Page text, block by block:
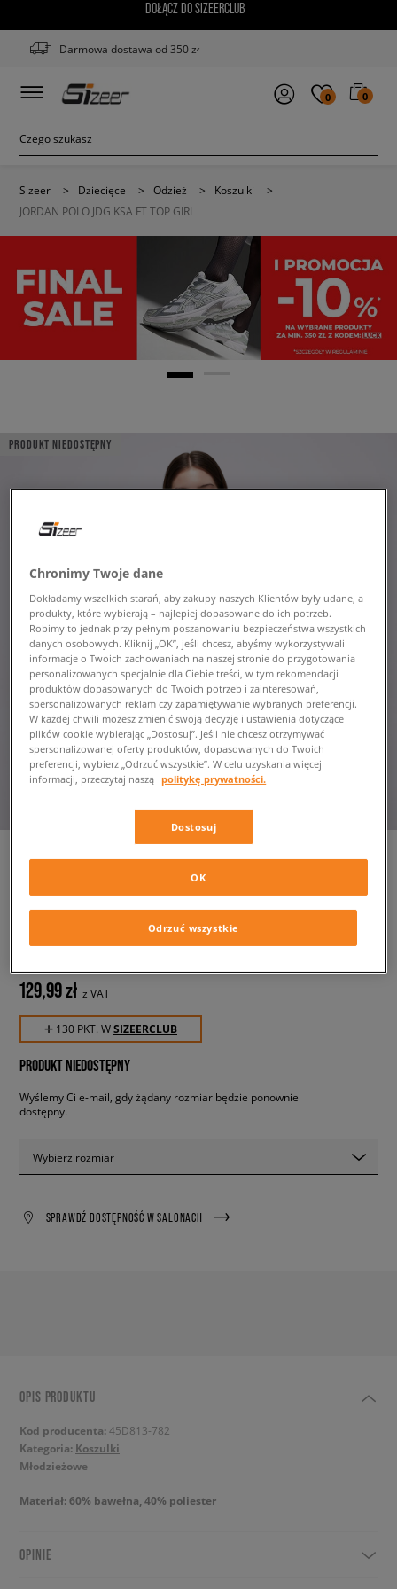
DOŁĄCZ DO SIZEERCLUB
Darmowa dostawa od 350 zł
0 0
Sizeer > Dziecięce > Odzież > Koszulki
>
JORDAN POLO JDG KSA FT TOP GIRL
PRODUKT NIEDOSTĘPNY
JORDAN POLO JDG KSA FT
TOP GIRL
129,99 zł z VAT
✛ 130 PKT. WSIZEERCLUB
PRODUKT NIEDOSTĘPNY
Wyślemy Ci e-mail, gdy żądany rozmiar będzie ponownie
dostępny.
Wybierz rozmiar
SPRAWDŹ DOSTĘPNOŚĆ W SALONACH
OPIS PRODUKTU
Kod producenta:45D813-782
Kategoria: Koszulki
Młodzieżowe
Materiał: 60% bawełna, 40% poliester
OPINIE
Chronimy Twoje dane
Dokładamy wszelkich starań, aby zakupy naszych Klientów były udane, a
produkty, które wybierają – najlepiej dopasowane do ich potrzeb.
Robimy to jednak przy pełnym poszanowaniu bezpieczeństwa wszystkich
danych osobowych. Kliknij „OK”, jeśli chcesz, abyśmy wykorzystywali
informacje o Twoich zachowaniach na naszej stronie do przygotowania
personalizowanych specjalnie dla Ciebie treści, w tym rekomendacji
produktów dopasowanych do Twoich potrzeb i zainteresowań,
spersonalizowanych reklam czy zapamiętywanie wybranych preferencji.
W każdej chwili możesz zmienić swoją decyzję i ustawienia dotyczące
plików cookie wybierając „Dostosuj”. Jeśli nie chcesz otrzymywać
spersonalizowanej oferty produktów, dopasowanych do Twoich
preferencji, wybierz „Odrzuć wszystkie”. W celu uzyskania więcej
informacji, przeczytaj naszą politykę prywatności.
Dostosuj
Odrzuć wszystkie
OK